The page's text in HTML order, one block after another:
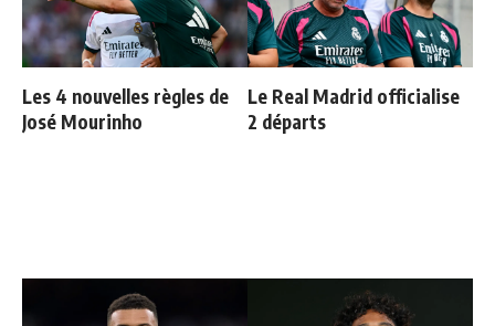
Les 4 nouvelles règles de
José Mourinho
Le Real Madrid officialise
2 départs